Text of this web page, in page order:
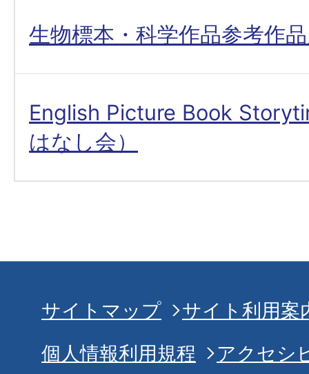
生物標本・科学作品参考作
English Picture Book
はなし会）
サイトマップ
サイト利用案
個人情報利用規程
アクセシ